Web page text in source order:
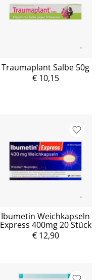
Traumaplant Salbe 50g
€ 10,15
Ibumetin Weichkapseln
Express 400mg 20 Stück
€ 12,90